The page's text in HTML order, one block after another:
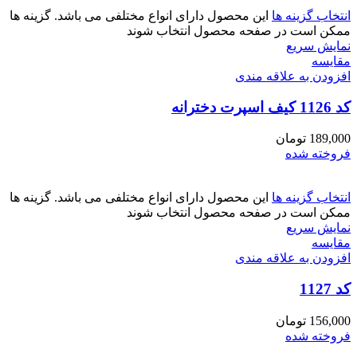
انتخاب گزینه ها این محصول دارای انواع مختلفی می باشد. گزینه ها
ممکن است در صفحه محصول انتخاب شوند
نمایش سریع
مقايسه
افزودن به علاقه مندی
کد 1126 کیف اسپرت دخترانه
189,000 تومان
فروخته شده
انتخاب گزینه ها این محصول دارای انواع مختلفی می باشد. گزینه ها
ممکن است در صفحه محصول انتخاب شوند
نمایش سریع
مقايسه
افزودن به علاقه مندی
کد 1127
156,000 تومان
فروخته شده